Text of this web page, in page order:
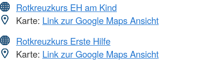
Rotkreuzkurs EH am Kind
Karte: Link zur Google Maps Ansicht
Rotkreuzkurs Erste Hilfe
Karte: Link zur Google Maps Ansicht